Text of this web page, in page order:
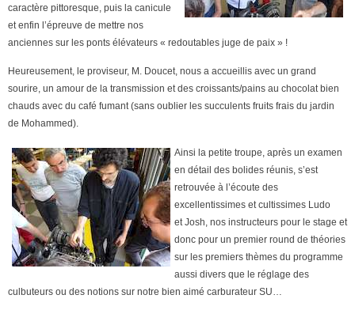
caractère pittoresque, puis la canicule
et enfin l’épreuve de mettre nos
anciennes sur les ponts élévateurs « redoutables juge de paix » !
Heureusement, le proviseur, M. Doucet, nous a accueillis avec un grand
sourire, un amour de la transmission et des croissants/pains au chocolat bien
chauds avec du café fumant (sans oublier les succulents fruits frais du jardin
de Mohammed).
Ainsi la petite troupe, après un examen
en détail des bolides réunis, s’est
retrouvée à l’écoute des
excellentissimes et cultissimes Ludo
et Josh, nos instructeurs pour le stage et
donc pour un premier round de théories
sur les premiers thèmes du programme
aussi divers que le réglage des
culbuteurs ou des notions sur notre bien aimé carburateur SU…